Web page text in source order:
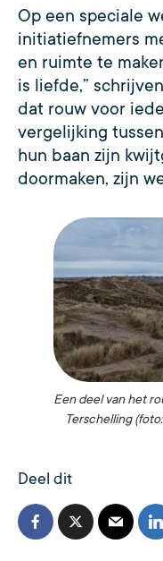
Op een speciale
initiatiefnemers
en ruimte te
is liefde,”
dat rouw voor
vergelijking
hun baan zijn
doormaken, zijn
Een deel van het
Terschelling
Deel dit